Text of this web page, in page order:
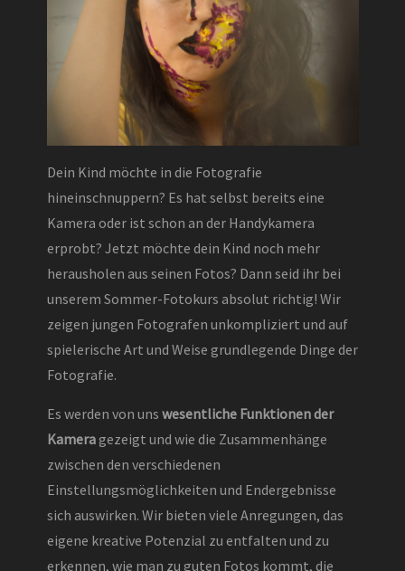
Dein Kind möchte in die Fotografie
hineinschnuppern? Es hat selbst bereits eine
Kamera oder ist schon an der Handykamera
erprobt? Jetzt möchte dein Kind noch mehr
herausholen aus seinen Fotos? Dann seid ihr bei
unserem Sommer-Fotokurs absolut richtig! Wir
zeigen jungen Fotografen unkompliziert und auf
spielerische Art und Weise grundlegende Dinge der
Fotografie.
Es werden von uns wesentliche Funktionen der
Kameragezeigt und wie die Zusammenhänge
zwischen den verschiedenen
Einstellungsmöglichkeiten und Endergebnisse
sich auswirken. Wir bieten viele Anregungen, das
eigene kreative Potenzial zu entfalten und zu
erkennen, wie man zu guten Fotos kommt, die